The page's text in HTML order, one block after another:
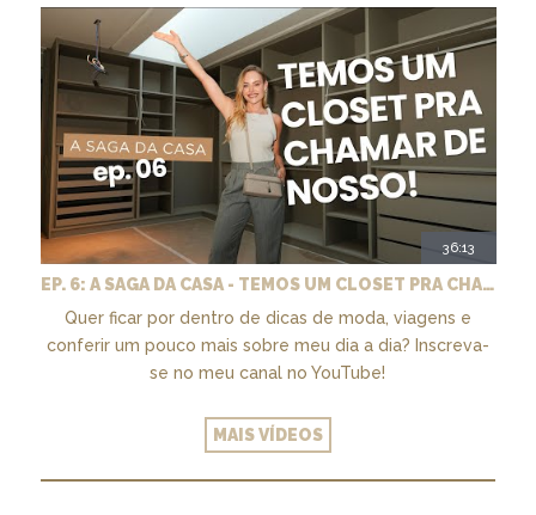
36:13
EP. 6: A SAGA DA CASA - TEMOS UM CLOSET PRA CHAMAR DE NOSSO + MARCENARIA E PAISAGISMO
Quer ficar por dentro de dicas de moda, viagens e
conferir um pouco mais sobre meu dia a dia? Inscreva-
se no meu canal no YouTube!
MAIS VÍDEOS